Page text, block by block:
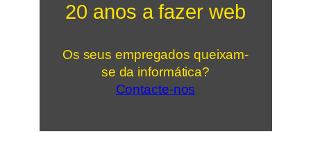
20 anos a fazer web
Os seus empregados queixam-
se da informática?
Contacte-nos